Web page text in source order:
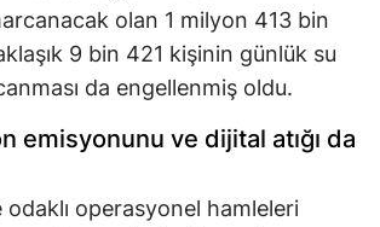
olan 1 milyon 413 bin
9 bin 421 kişinin günlük su
da engellenmiş oldu.
emisyonunu ve dijital atığı da
operasyonel hamleleri